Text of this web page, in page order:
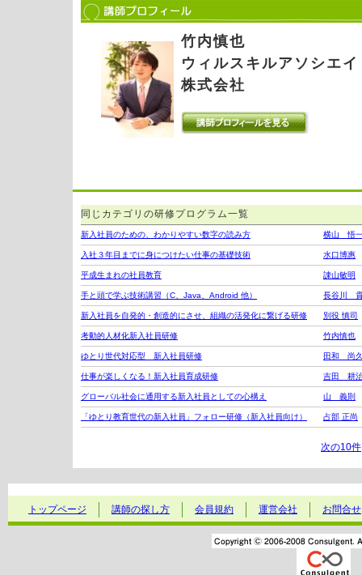
竹内慎也
ウィルスキルアソシエイ
株式会社
同じカテゴリの研修プログラム一覧
新入社員のための、わかりやすい数字の読み方 横山 悟
入社３年目までに身につけたい仕事の基礎技術 水口博惠
平成生まれの社員教育 諌山敏明
手と頭で学ぶ技術講習（C、Java、Android 他） 長谷川
新入社員を自発的・創造的にさせ、組織の活発化に繋げる研修 別役 慎司
考動的人材化新入社員研修 竹内慎也
ゆとり世代対応型 新入社員研修 田和 尚
仕事が楽しくなる！新入社員育成研修 吉田 耕
グローバル社会に通用する新入社員としての心構え 山 義則
「ゆとり教育世代の新入社員」フォロー研修（新入社員向け） 占部 正尚
次の10件
トップページ 講師の探し方 会員規約 運営会社 お問合せ